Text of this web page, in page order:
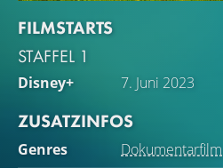
FILMSTARTS
STAFFEL 1
Disney+ 7. Juni 2023
ZUSATZINFOS
Genres Dokumentarfilm